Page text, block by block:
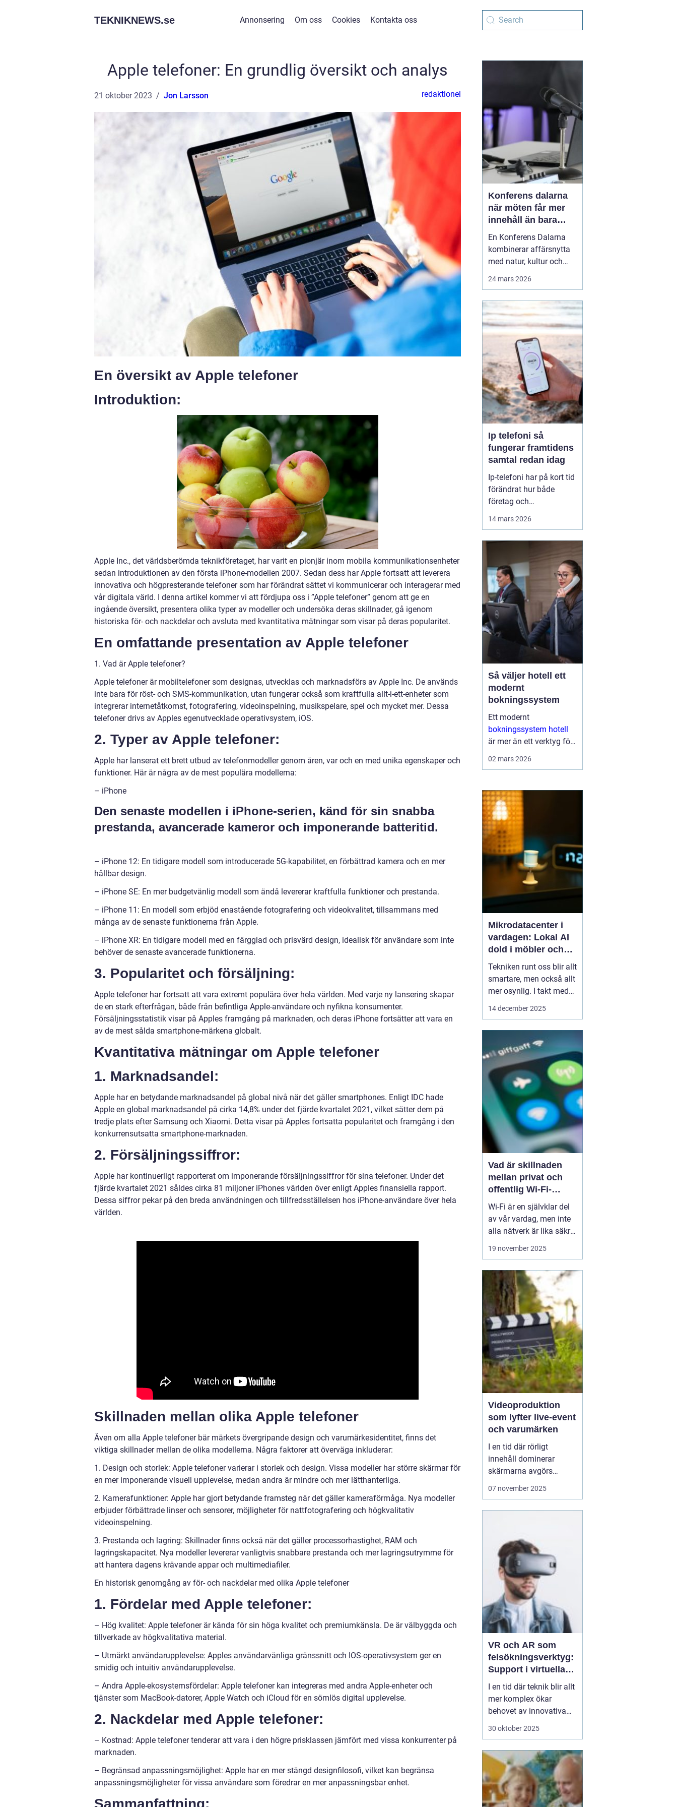
TEKNIKNEWS.se Annonsering Om oss Cookies Kontakta oss
Apple telefoner: En grundlig översikt och analys
21 oktober 2023 Jon Larsson redaktionel
En översikt av Apple telefoner
Introduktion:
Apple Inc., det världsberömda teknikföretaget, har varit en pionjär inom mobila kommunikationsenheter
sedan introduktionen av den första iPhone-modellen 2007. Sedan dess har Apple fortsatt att leverera
innovativa och högpresterande telefoner som har förändrat sättet vi kommunicerar och interagerar med
vår digitala värld. I denna artikel kommer vi att fördjupa oss i ”Apple telefoner” genom att ge en
ingående översikt, presentera olika typer av modeller och undersöka deras skillnader, gå igenom
historiska för- och nackdelar och avsluta med kvantitativa mätningar som visar på deras popularitet.
En omfattande presentation av Apple telefoner
1. Vad är Apple telefoner?
Apple telefoner är mobiltelefoner som designas, utvecklas och marknadsförs av Apple Inc. De används
inte bara för röst- och SMS-kommunikation, utan fungerar också som kraftfulla allt-i-ett-enheter som
integrerar internetåtkomst, fotografering, videoinspelning, musikspelare, spel och mycket mer. Dessa
telefoner drivs av Apples egenutvecklade operativsystem, iOS.
2. Typer av Apple telefoner:
Apple har lanserat ett brett utbud av telefonmodeller genom åren, var och en med unika egenskaper och
funktioner. Här är några av de mest populära modellerna:
– iPhone
Den senaste modellen i iPhone-serien, känd för sin snabba
prestanda, avancerade kameror och imponerande batteritid.
– iPhone 12: En tidigare modell som introducerade 5G-kapabilitet, en förbättrad kamera och en mer
hållbar design.
– iPhone SE: En mer budgetvänlig modell som ändå levererar kraftfulla funktioner och prestanda.
– iPhone 11: En modell som erbjöd enastående fotografering och videokvalitet, tillsammans med
många av de senaste funktionerna från Apple.
– iPhone XR: En tidigare modell med en färgglad och prisvärd design, idealisk för användare som inte
behöver de senaste avancerade funktionerna.
3. Popularitet och försäljning:
Apple telefoner har fortsatt att vara extremt populära över hela världen. Med varje ny lansering skapar
de en stark efterfrågan, både från befintliga Apple-användare och nyfikna konsumenter.
Försäljningsstatistik visar på Apples framgång på marknaden, och deras iPhone fortsätter att vara en
av de mest sålda smartphone-märkena globalt.
Kvantitativa mätningar om Apple telefoner
1. Marknadsandel:
Apple har en betydande marknadsandel på global nivå när det gäller smartphones. Enligt IDC hade
Apple en global marknadsandel på cirka 14,8% under det fjärde kvartalet 2021, vilket sätter dem på
tredje plats efter Samsung och Xiaomi. Detta visar på Apples fortsatta popularitet och framgång i den
konkurrensutsatta smartphone-marknaden.
2. Försäljningssiffror:
Apple har kontinuerligt rapporterat om imponerande försäljningssiffror för sina telefoner. Under det
fjärde kvartalet 2021 såldes cirka 81 miljoner iPhones världen över enligt Apples finansiella rapport.
Dessa siffror pekar på den breda användningen och tillfredsställelsen hos iPhone-användare över hela
världen.
Skillnaden mellan olika Apple telefoner
Även om alla Apple telefoner bär märkets övergripande design och varumärkesidentitet, finns det
viktiga skillnader mellan de olika modellerna. Några faktorer att överväga inkluderar:
1. Design och storlek: Apple telefoner varierar i storlek och design. Vissa modeller har större skärmar för
en mer imponerande visuell upplevelse, medan andra är mindre och mer lätthanterliga.
2. Kamerafunktioner: Apple har gjort betydande framsteg när det gäller kameraförmåga. Nya modeller
erbjuder förbättrade linser och sensorer, möjligheter för nattfotografering och högkvalitativ
videoinspelning.
3. Prestanda och lagring: Skillnader finns också när det gäller processorhastighet, RAM och
lagringskapacitet. Nya modeller levererar vanligtvis snabbare prestanda och mer lagringsutrymme för
att hantera dagens krävande appar och multimediafiler.
En historisk genomgång av för- och nackdelar med olika Apple telefoner
1. Fördelar med Apple telefoner:
– Hög kvalitet: Apple telefoner är kända för sin höga kvalitet och premiumkänsla. De är välbyggda och
tillverkade av högkvalitativa material.
– Utmärkt användarupplevelse: Apples användarvänliga gränssnitt och IOS-operativsystem ger en
smidig och intuitiv användarupplevelse.
– Andra Apple-ekosystemsfördelar: Apple telefoner kan integreras med andra Apple-enheter och
tjänster som MacBook-datorer, Apple Watch och iCloud för en sömlös digital upplevelse.
2. Nackdelar med Apple telefoner:
– Kostnad: Apple telefoner tenderar att vara i den högre prisklassen jämfört med vissa konkurrenter på
marknaden.
– Begränsad anpassningsmöjlighet: Apple har en mer stängd designfilosofi, vilket kan begränsa
anpassningsmöjligheter för vissa användare som föredrar en mer anpassningsbar enhet.
Konferens dalarna
när möten får mer
innehåll än bara
agendan
En Konferens Dalarna
kombinerar affärsnytta
med natur, kultur och
Regionen lockar med
kort restid från
storstäderna, tydlig
årstidskänsla, stark lokal
matkultur och en miljö
som gör det lättare fö...
24 mars 2026
Ip telefoni så
fungerar framtidens
samtal redan idag
Ip-telefoni har på kort tid
förändrat hur både
företag och
går samtalen via
internet. Kostnaderna
sjunker, flexibiliteten
ökar och möjligheterna
att bygga ...
14 mars 2026
Så väljer hotell ett
modernt
bokningssystem
Ett modernt
bokningssystem hotell
är mer än ett verktyg för
verksamheten. Här
hanteras bokningar,
incheckning, betalningar,
gäs...
02 mars 2026
Mikrodatacenter i
vardagen: Lokal AI
dold i möbler och
lampor
Tekniken runt oss blir allt
smartare, men också allt
mer osynlig. I takt med
att lokal AI flyttar från
förändras hur vi tänker
kring beräkning,
integritet och k...
14 december 2025
Vad är skillnaden
mellan privat och
offentlig Wi-Fi-
säkerhet?
Wi-Fi är en självklar del
av vår vardag, men inte
alla nätverk är lika säkra.
Privata nätverk hemma
över vilka som får
ansluta, medan
offentliga Wi-Fi-nät...
19 november 2025
Videoproduktion
som lyfter live-event
och varumärken
I en tid där rörligt
innehåll dominerar
skärmarna avgörs
mycket av kvaliteten på
tydligt och minnesvä...
07 november 2025
VR och AR som
felsökningsverktyg:
Support i virtuella
miljöer
I en tid där teknik blir allt
mer komplex ökar
behovet av innovativa
sätt att ge support. VR
erbjuder nya möjligheter
för felsökning, där
supportpersonal...
30 oktober 2025